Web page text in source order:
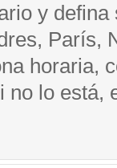
y
París,
horaria,
no lo está,